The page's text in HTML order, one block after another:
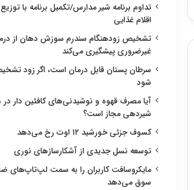
تداوم برنامه شیر مدارس/تکمیل برنامه با
اقلام غذایی
تشخیص زودهنگام سندرم سوزش دهان از
غیرضروری پیشگیری می‌کند
سرطان پستان قابل درمان است، اگر زود
شود
آیا مصرف قهوه و نوشیدنی‌های کافئین دار در
شیردهی مجاز است؟
کسوف جزئی خورشید ۱۲ اوت رخ می‌دهد
توسعه نسل جدیدی از آشکارسازهای نوری
مایکروسافت کاربران را به سمت لپ‌تاپ‌های
سوق می‌دهد